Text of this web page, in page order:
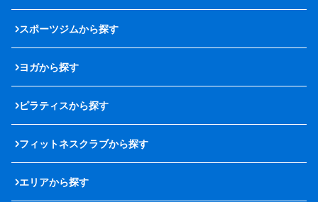
スポーツジムから探す
ヨガから探す
ピラティスから探す
フィットネスクラブから探す
エリアから探す